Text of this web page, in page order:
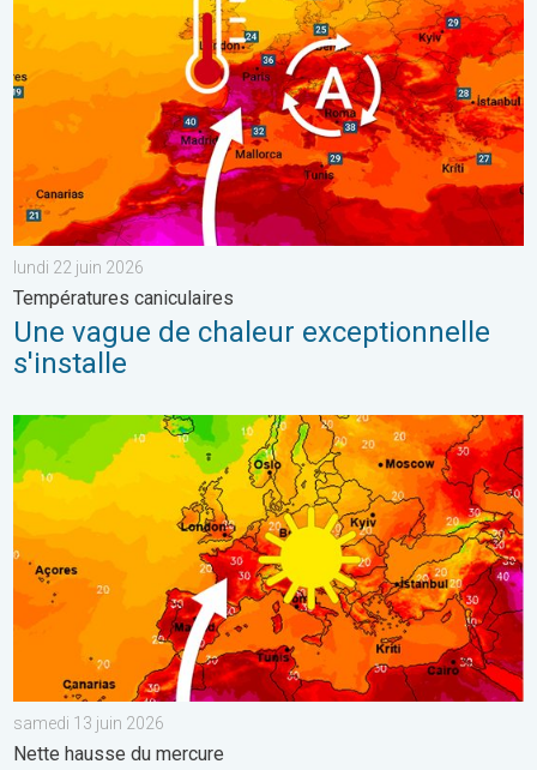
lundi 22 juin 2026
Températures caniculaires
Une vague de chaleur exceptionnelle
s'installe
Retour fracassant de la chaleur en France. Nette hausse du
samedi 13 juin 2026
Nette hausse du mercure